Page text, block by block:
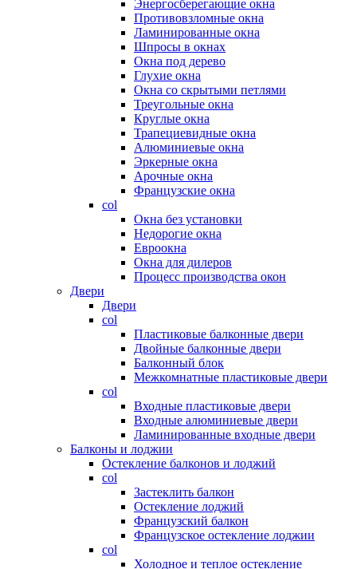
Энергосберегающие окна
Противовзломные окна
Ламинированные окна
Шпросы в окнах
Окна под дерево
Глухие окна
Окна со скрытыми петлями
Треугольные окна
Круглые окна
Трапециевидные окна
Алюминиевые окна
Эркерные окна
Арочные окна
Французские окна
col
Окна без установки
Недорогие окна
Евроокна
Окна для дилеров
Процесс производства окон
Двери
Двери
col
Пластиковые балконные двери
Двойные балконные двери
Балконный блок
Межкомнатные пластиковые двери
col
Входные пластиковые двери
Входные алюминиевые двери
Ламинированные входные двери
Балконы и лоджии
Остекление балконов и лоджий
col
Застеклить балкон
Остекление лоджий
Французский балкон
Французское остекление лоджии
col
Холодное и теплое остекление